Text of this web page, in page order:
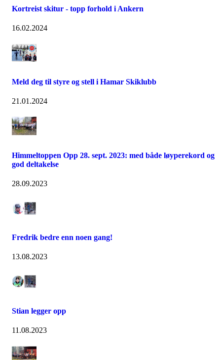
Kortreist skitur - topp forhold i Ankern
16.02.2024
Meld deg til styre og stell i Hamar Skiklubb
21.01.2024
Himmeltoppen Opp 28. sept. 2023: med både løyperekord og
god deltakelse
28.09.2023
Fredrik bedre enn noen gang!
13.08.2023
Stian legger opp
11.08.2023